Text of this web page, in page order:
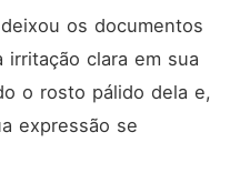
os documentos
clara em sua
o rosto pálido dela e,
expressão se